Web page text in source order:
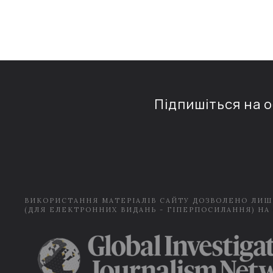
Підпишіться на
ВИКОРИСТАННЯ МАТЕРІАЛІВ САЙТУ ДОЗВОЛЕНО
(ДЛЯ ЕЛЕКТРОННИХ ВИДАНЬ - ГІПЕРПОСИЛАННЯ) НА